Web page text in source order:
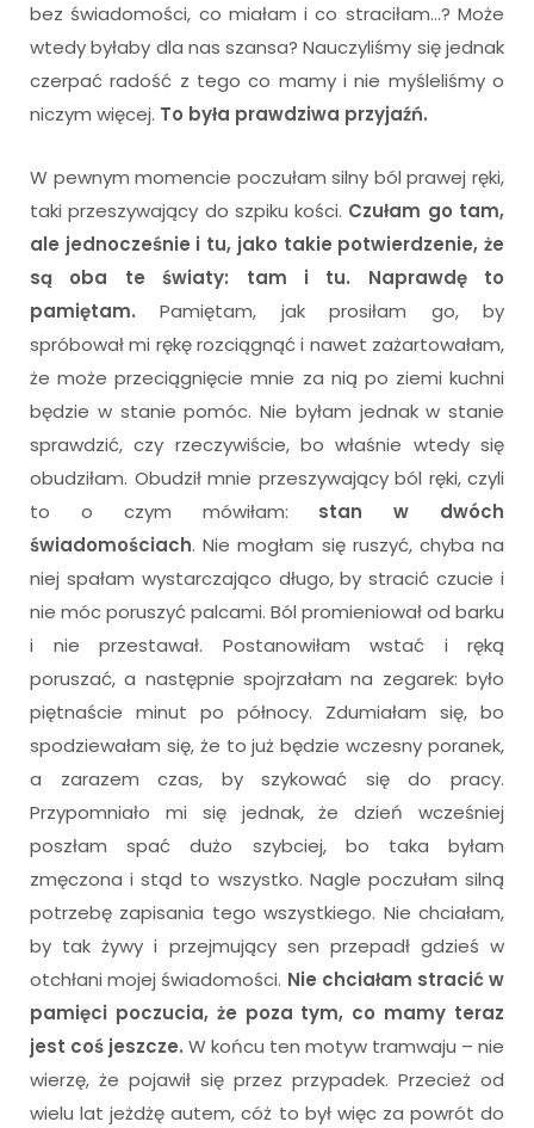
bez świadomości, co miałam i co straciłam…? Może
wtedy byłaby dla nas szansa? Nauczyliśmy się jednak
czerpać radość z tego co mamy i nie myśleliśmy o
niczym więcej. To była prawdziwa przyjaźń.
W pewnym momencie poczułam silny ból prawej ręki,
taki przeszywający do szpiku kości. Czułam go tam,
ale jednocześnie i tu, jako takie potwierdzenie, że
są oba te światy: tam i tu. Naprawdę to
pamiętam. Pamiętam, jak prosiłam go, by
spróbował mi rękę rozciągnąć i nawet zażartowałam,
że może przeciągnięcie mnie za nią po ziemi kuchni
będzie w stanie pomóc. Nie byłam jednak w stanie
sprawdzić, czy rzeczywiście, bo właśnie wtedy się
obudziłam. Obudził mnie przeszywający ból ręki, czyli
to o czym mówiłam: stan w dwóch
świadomościach. Nie mogłam się ruszyć, chyba na
niej spałam wystarczająco długo, by stracić czucie i
nie móc poruszyć palcami. Ból promieniował od barku
i nie przestawał. Postanowiłam wstać i ręką
poruszać, a następnie spojrzałam na zegarek: było
piętnaście minut po północy. Zdumiałam się, bo
spodziewałam się, że to już będzie wczesny poranek,
a zarazem czas, by szykować się do pracy.
Przypomniało mi się jednak, że dzień wcześniej
poszłam spać dużo szybciej, bo taka byłam
zmęczona i stąd to wszystko. Nagle poczułam silną
potrzebę zapisania tego wszystkiego. Nie chciałam,
by tak żywy i przejmujący sen przepadł gdzieś w
otchłani mojej świadomości. Nie chciałam stracić w
pamięci poczucia, że poza tym, co mamy teraz
jest coś jeszcze. W końcu ten motyw tramwaju – nie
wierzę, że pojawił się przez przypadek. Przecież od
wielu lat jeżdżę autem, cóż to był więc za powrót do